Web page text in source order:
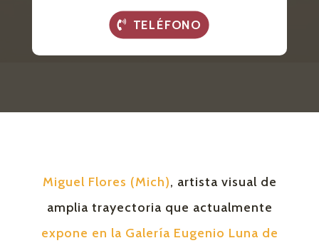
TELÉFONO
Miguel Flores (Mich), artista visual de
amplia trayectoria que actualmente
expone en la Galería Eugenio Luna de